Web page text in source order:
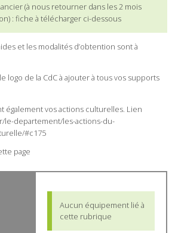
(à nous retourner dans les 2 mois
: fiche à télécharger ci-dessous
et les modalités d’obtention sont à
logo de la CdC à ajouter à tous vos supports
également vos actions culturelles. Lien
le-departement/les-actions-du-
#c175
page
Aucun équipement lié à
cette rubrique